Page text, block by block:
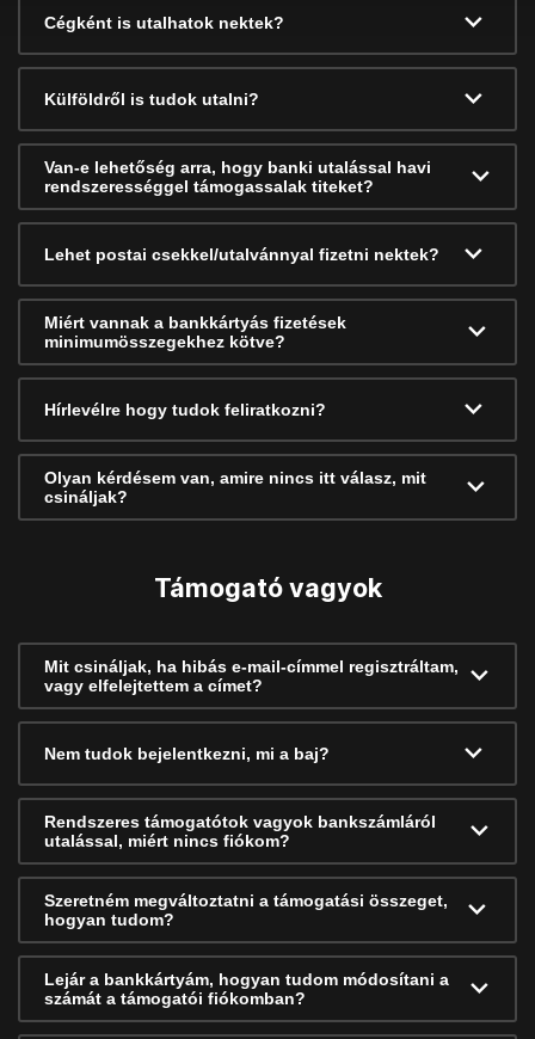
Cégként is utalhatok nektek?
Külföldről is tudok utalni?
Van-e lehetőség arra, hogy banki utalással havi
rendszerességgel támogassalak titeket?
Lehet postai csekkel/utalvánnyal fizetni nektek?
Miért vannak a bankkártyás fizetések
minimumösszegekhez kötve?
Hírlevélre hogy tudok feliratkozni?
Olyan kérdésem van, amire nincs itt válasz, mit
csináljak?
Támogató vagyok
Mit csináljak, ha hibás e-mail-címmel regisztráltam,
vagy elfelejtettem a címet?
Nem tudok bejelentkezni, mi a baj?
Rendszeres támogatótok vagyok bankszámláról
utalással, miért nincs fiókom?
Szeretném megváltoztatni a támogatási összeget,
hogyan tudom?
Lejár a bankkártyám, hogyan tudom módosítani a
számát a támogatói fiókomban?